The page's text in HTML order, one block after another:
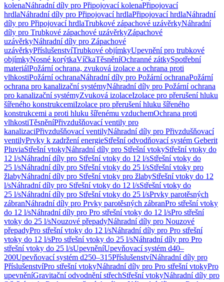
kolenaNáhradní díly pro Připojovací kolenaPřipojovací
hrdlaNáhradní díly pro Připojovací hrdlaPřipojovací hrdlaNáhradní
díly pro Připojovací hrdlaTrubkové zápachové uzávěrkyNáhradní
díly pro Trubkové zápachové uzávěrkyZápachové
uzávěrkyNáhradní díly pro Zápachové
uzávěrkyPříslušenstvíTrubkové objímkyUpevnění pro trubkové
objímkyNosné korýtkaVíčkaTěsněníOchranné zátkySpotřební
materiálPožární ochrana, zvuková izolace a ochrana proti
vlhkostiPožární ochranaNáhradní díly pro Požární ochranaPožární
ochrana pro kanalizační systémyNáhradní díly pro Požární ochrana
pro kanalizační systémyZvuková izolaceIzolace pro přerušení hluku
šířeného konstrukcemiIzolace pro přerušení hluku šířeného
konstrukcemi a proti hluku šířenému vzduchemOchrana proti
vlhkostiTěsněníPřivzdušňovací ventily pro
kanalizaciPřivzdušňovací ventilyNáhradní díly pro Přivzdušňovací
ventilyPrvky k zadržení energieStřešní odvodňovací systém Geberit
PluviaStřešní vtokyNáhradní díly pro Střešní vtokyStřešní vtoky do
12 l/sNáhradní díly pro Střešní vtoky do 12 l/sStřešní vtoky do
25 l/sNáhradní díly pro Střešní vtoky do 25 l/sStřešní vtoky pro
žlabyNáhradní díly pro Střešní vtoky pro žlabyStřešní vtoky do 12
l/sNáhradní díly pro Střešní vtoky do 12 l/sStřešní vtoky do
25 l/sNáhradní díly pro Střešní vtoky do 25 l/sPrvky parotěsných
zábranNáhradní díly pro Prvky parotěsných zábranPro střešní vtoky
do 12 l/sNáhradní díly pro Pro střešní vtoky do 12 l/sPro střešní
vtoky do 25 l/sNouzové přepadyNáhradní díly pro Nouzové
přepadyPro střešní vtoky do 12 l/sNáhradní díly pro Pro střešní
vtoky do 12 l/sPro střešní vtoky do 25 l/sNáhradní díly pro Pro
střešní vtoky do 25 l/sUpevněníUpevňovací systém d40–
200Upevňovací systém d250–315PříslušenstvíNáhradní díly pro
PříslušenstvíPro střešní vtokyNáhradní díly pro Pro střešní vtokyPro
upevněníGravitační odvodnění střechStřešní vtokyNáhradní díly pro